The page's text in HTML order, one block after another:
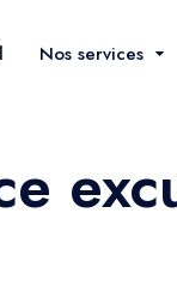
Nos services